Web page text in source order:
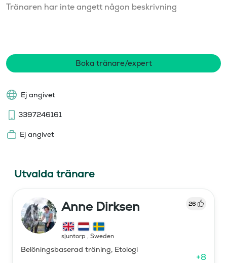
Tränaren har inte angett någon beskrivning
Boka tränare/expert
Ej angivet
3397246161
Ej angivet
Utvalda tränare
Anne Dirksen 26
sjuntorp , Sweden
Belöningsbaserad träning, Etologi
+8